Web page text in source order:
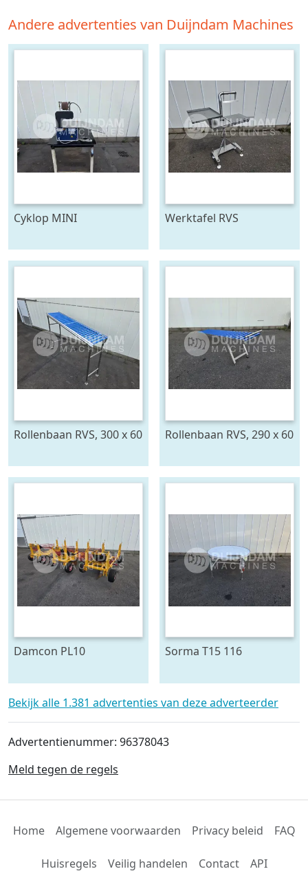
Andere advertenties van Duijndam Machines
Cyklop MINI
Werktafel RVS
Rollenbaan RVS, 300 x 60
Rollenbaan RVS, 290 x 60
Damcon PL10
bomen
Sorma T15 116
Bekijk alle 1.381 advertenties van deze adverteerder
Advertentienummer: 96378043
Meld tegen de regels
Home Algemene voorwaarden Privacy beleid FAQ
Huisregels Veilig handelen Contact API